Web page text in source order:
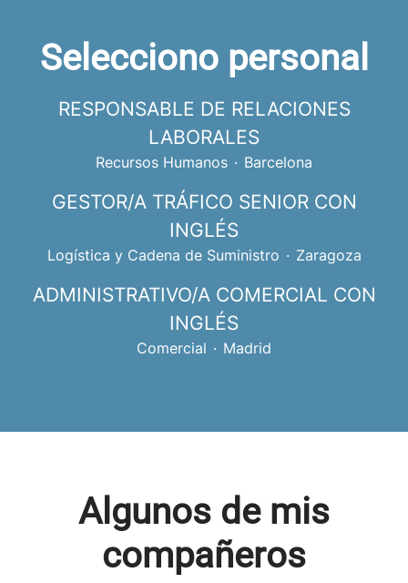
Selecciono personal
RESPONSABLE DE RELACIONES
LABORALES
Recursos Humanos · Barcelona
GESTOR/A TRÁFICO SENIOR CON
INGLÉS
Logística y Cadena de Suministro · Zaragoza
ADMINISTRATIVO/A COMERCIAL CON
INGLÉS
Comercial · Madrid
Algunos de mis
compañeros